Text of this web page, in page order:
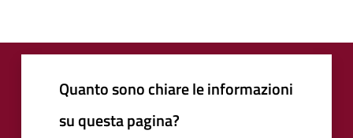
Quanto sono chiare le informazioni
su questa pagina?